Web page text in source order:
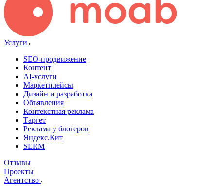
Услуги
SEO-продвижение
Контент
AI-услуги
Маркетплейсы
Дизайн и разработка
Объявления
Контекстная реклама
Таргет
Реклама у блогеров
Яндекс.Кит
SERM
Отзывы
Проекты
Агентство